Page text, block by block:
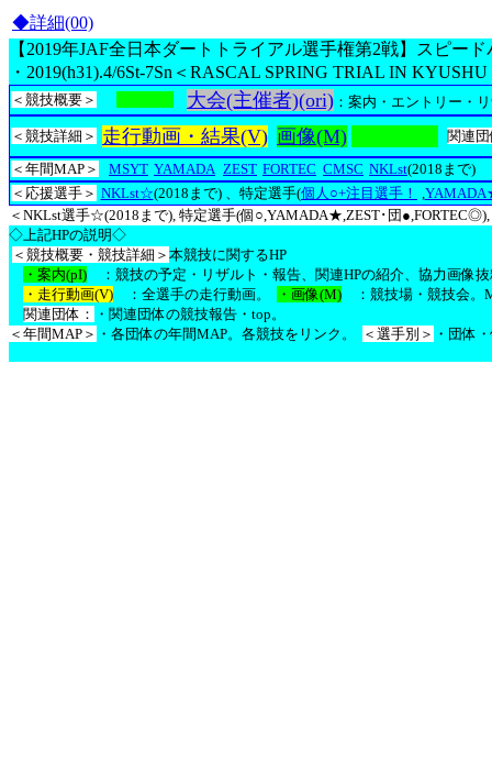
◆詳細(00)
【2019年JAF全日本ダートトライアル選手権第2戦】スピー
・2019(h31).4/6St-7Sn＜RASCAL SPRING TRIAL IN
＜競技概要＞ 大会(主催者)(ori) ：案内・エントリー・
＜競技詳細＞ 走行動画・結果(V) 画像(M)
関連
＜年間MAP＞
MSYT YAMADA ZEST FORTEC CMSC NKLst(2018まで)
＜応援選手＞ NKLst☆(2018まで) 、特定選手(個人○+注目選手！ ,
＜NKLst選手☆(2018まで), 特定選手(個○,YAMADA★,ZEST･団
◇上記HPの説明◇
＜競技概要・競技詳細＞ 本競技に関するHP
・案内(pI) ：競技の予定・リザルト・報告、関連HPの紹介、協力画像
・走行動画(V) ：全選手の走行動画。 ・画像(M) ：競技場・競技会。
関連団体：
・関連団体の競技報告・top。
＜年間MAP＞ ・各団体の年間MAP。各競技をリンク。 ＜選手別＞ ・団体